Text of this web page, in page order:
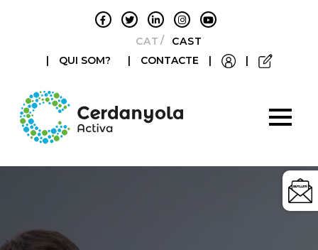
CATALÀCASTELLANO
|
QUI SOM? | CONTACTE | |